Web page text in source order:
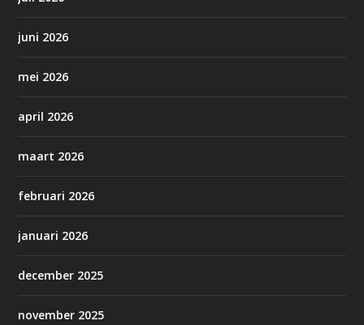
juni 2026
mei 2026
april 2026
maart 2026
februari 2026
januari 2026
december 2025
november 2025